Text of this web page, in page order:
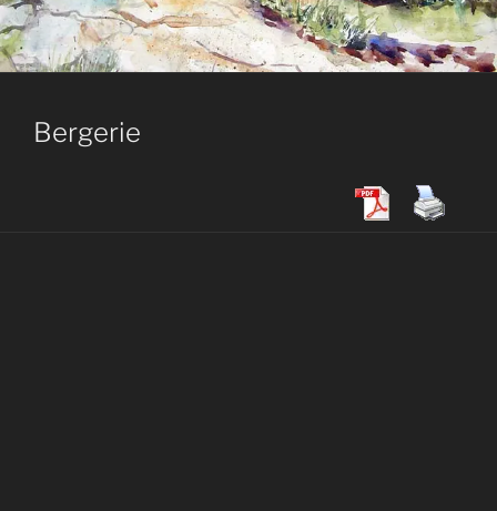
Bergerie